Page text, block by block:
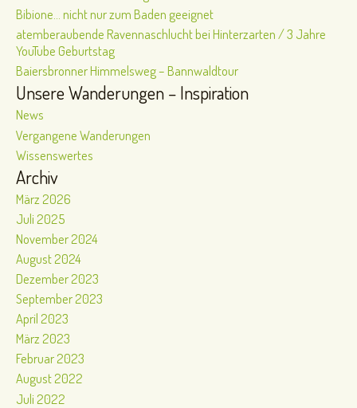
Bibione… nicht nur zum Baden geeignet
atemberaubende Ravennaschlucht bei Hinterzarten / 3 Jahre
YouTube Geburtstag
Baiersbronner Himmelsweg – Bannwaldtour
Unsere Wanderungen – Inspiration
News
Vergangene Wanderungen
Wissenswertes
Archiv
März 2026
Juli 2025
November 2024
August 2024
Dezember 2023
September 2023
April 2023
März 2023
Februar 2023
August 2022
Juli 2022